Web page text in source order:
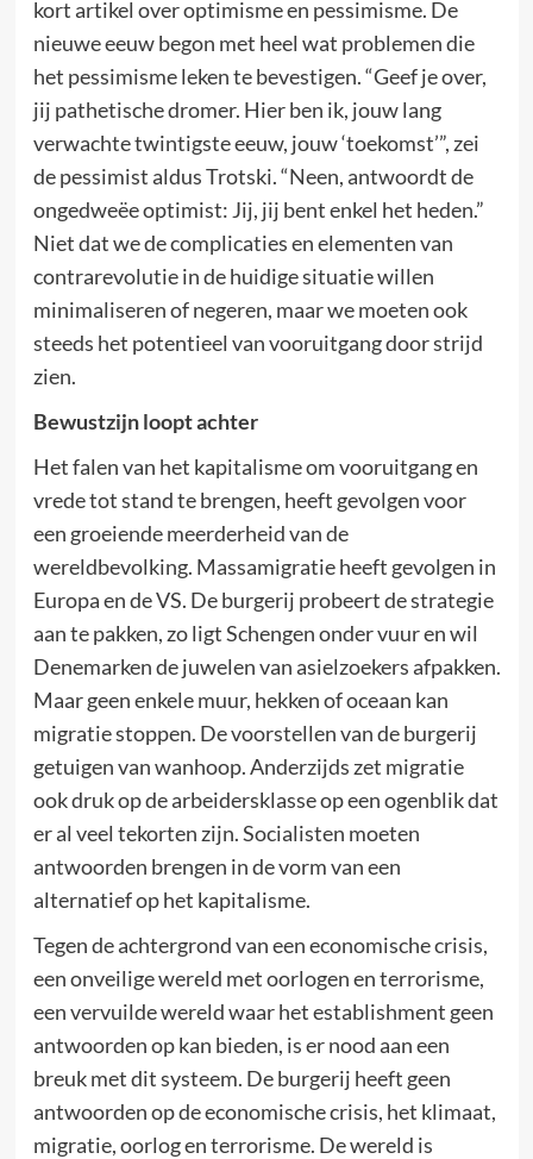
kort artikel over optimisme en pessimisme. De
nieuwe eeuw begon met heel wat problemen die
het pessimisme leken te bevestigen. “Geef je over,
jij pathetische dromer. Hier ben ik, jouw lang
verwachte twintigste eeuw, jouw ‘toekomst’”, zei
de pessimist aldus Trotski. “Neen, antwoordt de
ongedweëe optimist: Jij, jij bent enkel het heden.”
Niet dat we de complicaties en elementen van
contrarevolutie in de huidige situatie willen
minimaliseren of negeren, maar we moeten ook
steeds het potentieel van vooruitgang door strijd
zien.
Bewustzijn loopt achter
Het falen van het kapitalisme om vooruitgang en
vrede tot stand te brengen, heeft gevolgen voor
een groeiende meerderheid van de
wereldbevolking. Massamigratie heeft gevolgen in
Europa en de VS. De burgerij probeert de strategie
aan te pakken, zo ligt Schengen onder vuur en wil
Denemarken de juwelen van asielzoekers afpakken.
Maar geen enkele muur, hekken of oceaan kan
migratie stoppen. De voorstellen van de burgerij
getuigen van wanhoop. Anderzijds zet migratie
ook druk op de arbeidersklasse op een ogenblik dat
er al veel tekorten zijn. Socialisten moeten
antwoorden brengen in de vorm van een
alternatief op het kapitalisme.
Tegen de achtergrond van een economische crisis,
een onveilige wereld met oorlogen en terrorisme,
een vervuilde wereld waar het establishment geen
antwoorden op kan bieden, is er nood aan een
breuk met dit systeem. De burgerij heeft geen
antwoorden op de economische crisis, het klimaat,
migratie, oorlog en terrorisme. De wereld is